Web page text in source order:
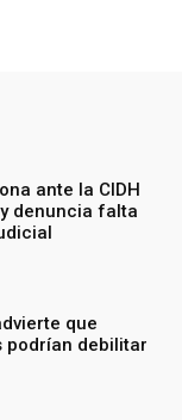
ante la CIDH
denuncia falta
que
podrían debilitar